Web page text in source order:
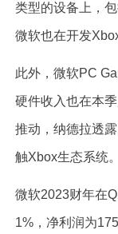
类型的设备上，
微软也在开发
此外，微软PC
硬件收入也在本
推动，纳德拉透
触Xbox生态系统
微软2023财年在
1%，净利润为